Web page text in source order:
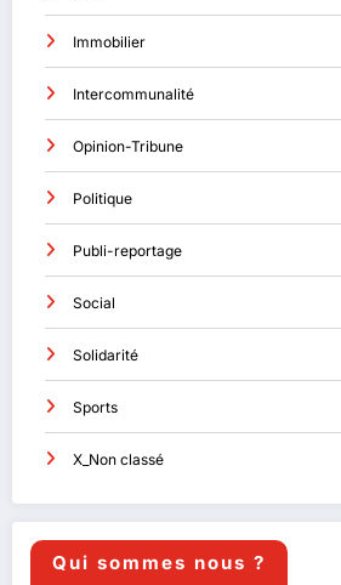
Immobilier
Intercommunalité
Opinion-Tribune
Politique
Publi-reportage
Social
Solidarité
Sports
X_Non classé
Qui sommes nous ?